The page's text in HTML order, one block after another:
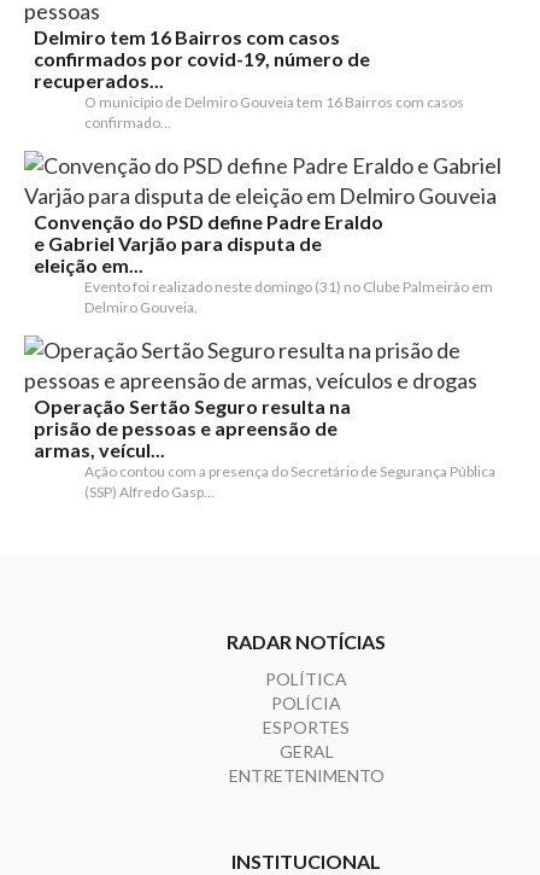
Delmiro tem 16 Bairros com casos
confirmados por covid-19, número de
recuperados...
O município de Delmiro Gouveia tem 16 Bairros com casos
confirmado...
Convenção do PSD define Padre Eraldo
e Gabriel Varjão para disputa de
eleição em...
Evento foi realizado neste domingo (31) no Clube Palmeirão em
Delmiro Gouveia.
Operação Sertão Seguro resulta na
prisão de pessoas e apreensão de
armas, veícul...
Ação contou com a presença do Secretário de Segurança Pública
(SSP) Alfredo Gasp...
RADAR NOTÍCIAS
POLÍTICA
POLÍCIA
ESPORTES
GERAL
ENTRETENIMENTO
INSTITUCIONAL